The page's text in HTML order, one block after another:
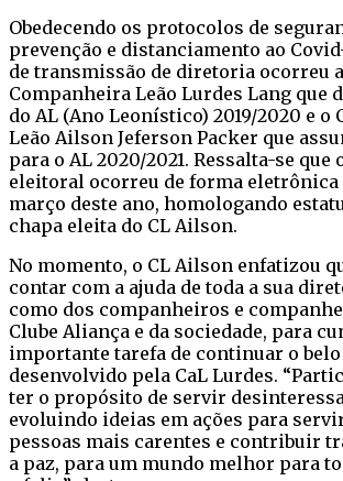
Obedecendo os protocolos de
prevenção e distanciamento ao
de transmissão de diretoria ocorreu
Companheira Leão Lurdes Lang que
do AL (Ano Leonístico) 2019/2020 e o
Leão Ailson Jeferson Packer que
para o AL 2020/2021. Ressalta-se que
eleitoral ocorreu de forma eletrônica
março deste ano, homologando
chapa eleita do CL Ailson.
No momento, o CL Ailson enfatizou
contar com a ajuda de toda a sua
como dos companheiros e
Clube Aliança e da sociedade, para
importante tarefa de continuar o
desenvolvido pela CaL Lurdes.
ter o propósito de servir
evoluindo ideias em ações para
pessoas mais carentes e contribuir
a paz, para um mundo melhor para